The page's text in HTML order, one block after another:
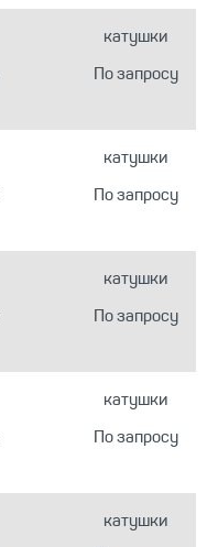
катушки
По запросу
катушки
По запросу
катушки
По запросу
катушки
По запросу
катушки